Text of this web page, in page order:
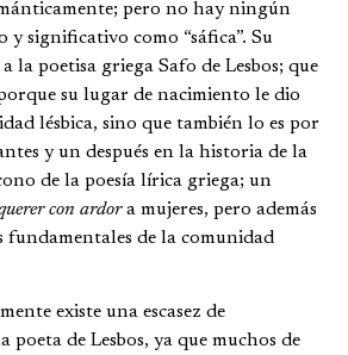
pero no hay ningún
significativo como “sáfica”. Su
la poetisa griega Safo de Lesbos; que
su lugar de nacimiento le dio
lésbica, sino que también lo es por
y un después en la historia de la
de la poesía lírica griega; un
con ardora mujeres, pero además
fundamentales de la comunidad
existe una escasez de
poeta de Lesbos, ya que muchos de